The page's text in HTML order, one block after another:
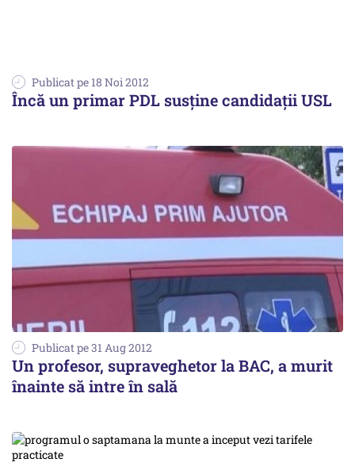
Publicat pe 18 Noi 2012
Încă un primar PDL susține candidații USL
Publicat pe 31 Aug 2012
Un profesor, supraveghetor la BAC, a murit
înainte să intre în sală